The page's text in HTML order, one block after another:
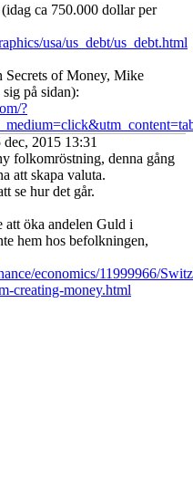
ca 750.000 dollar per
usa/us_debt/us_debt.html
Secrets of Money, Mike
på sidan):
?
2015 13:31
folkomröstning, denna gång
att skapa valuta.
se hur det går.
öka andelen Guld i
hem hos befolkningen,
economics/11999966/
creating-money.html